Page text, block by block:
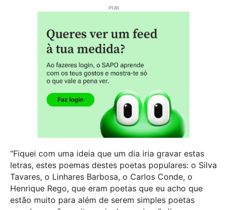
“Fiquei com uma ideia que um dia iria gravar estas
letras, estes poemas destes poetas populares: o Silva
Tavares, o Linhares Barbosa, o Carlos Conde, o
Henrique Rego, que eram poetas que eu acho que
estão muito para além de serem simples poetas